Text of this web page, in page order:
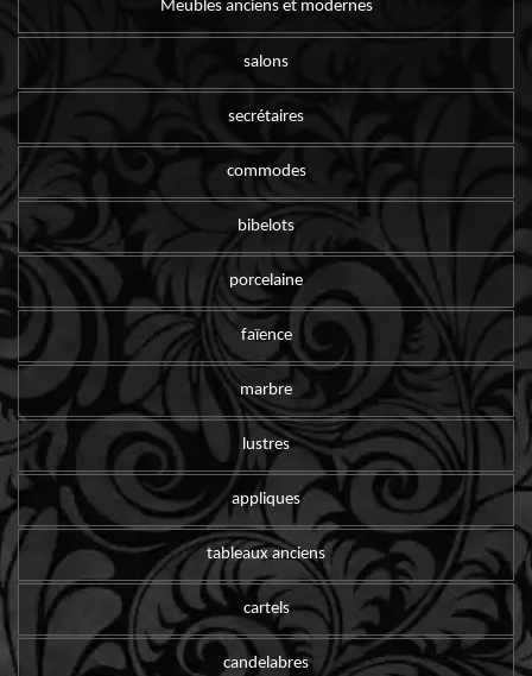
Meubles anciens et modernes
salons
secrétaires
commodes
bibelots
porcelaine
faïence
marbre
lustres
appliques
tableaux anciens
cartels
candelabres